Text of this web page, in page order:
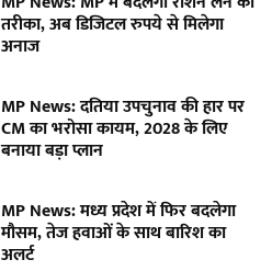
तरीका, अब डिजिटल रुपये से मिलेगा
अनाज
MP News: दतिया उपचुनाव की हार पर
CM का भरोसा कायम, 2028 के लिए
बनाया बड़ा प्लान
MP News: मध्य प्रदेश में फिर बदलेगा
मौसम, तेज हवाओं के साथ बारिश का
अलर्ट